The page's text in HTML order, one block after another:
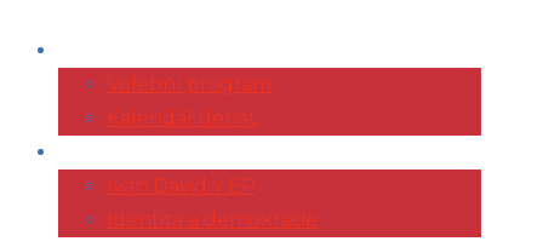
Volební program
Kalendář debat
Ivan David v EP
Identita a demokracie